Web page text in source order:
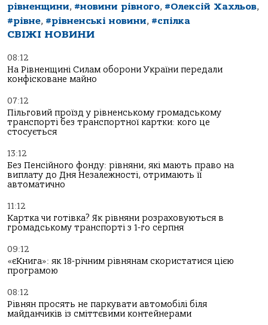
рівненщини, #новини рівного, #Олексій Хахльов,
#рівне, #рівненські новини, #спілка
СВІЖІ НОВИНИ
08:12
На Рівненщині Силам оборони України передали
конфісковане майно
07:12
Пільговий проїзд у рівненському громадському
транспорті без транспортної картки: кого це
стосується
13:12
Без Пенсійного фонду: рівняни, які мають право на
виплату до Дня Незалежності, отримають її
автоматично
11:12
Картка чи готівка? Як рівняни розраховуються в
громадському транспорті з 1-го серпня
09:12
«єКнига»: як 18-річним рівнянам скористатися цією
програмою
08:12
Рівнян просять не паркувати автомобілі біля
майданчиків із сміттєвими контейнерами